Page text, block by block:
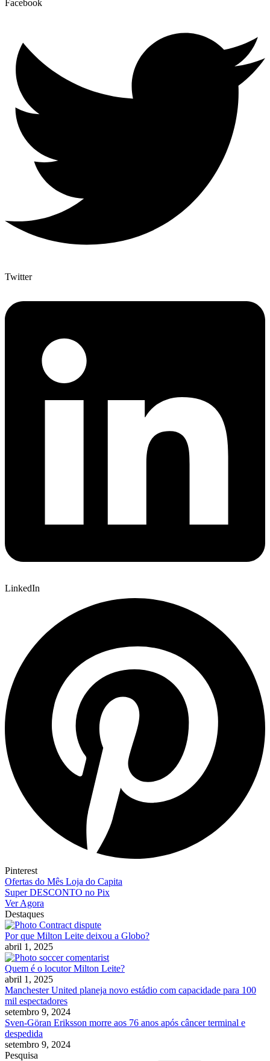
Facebook
Twitter
LinkedIn
Pinterest
Ofertas do Mês Loja do Capita
Super DESCONTO no Pix
Ver Agora
Destaques
Por que Milton Leite deixou a Globo?
abril 1, 2025
Quem é o locutor Milton Leite?
abril 1, 2025
Manchester United planeja novo estádio com capacidade para 100
mil espectadores
setembro 9, 2024
Sven-Göran Eriksson morre aos 76 anos após câncer terminal e
despedida
setembro 9, 2024
Pesquisa